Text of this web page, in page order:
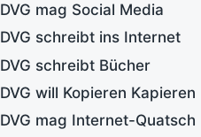
DVG mag Social Media
DVG schreibt ins Internet
DVG schreibt Bücher
DVG will Kopieren Kapieren
DVG mag Internet-Quatsch